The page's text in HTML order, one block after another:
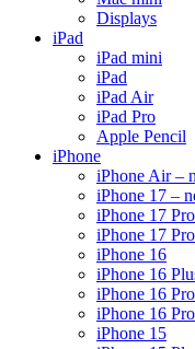
Displays
iPad
iPad mini
iPad
iPad Air
iPad Pro
Apple Pencil
iPhone
iPhone Air –
iPhone 17 –
iPhone 17
iPhone 17
iPhone 16
iPhone 16
iPhone 16 Pro
iPhone 16
iPhone 15